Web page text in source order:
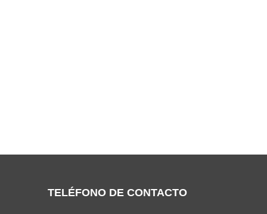
TELÉFONO DE CONTACTO